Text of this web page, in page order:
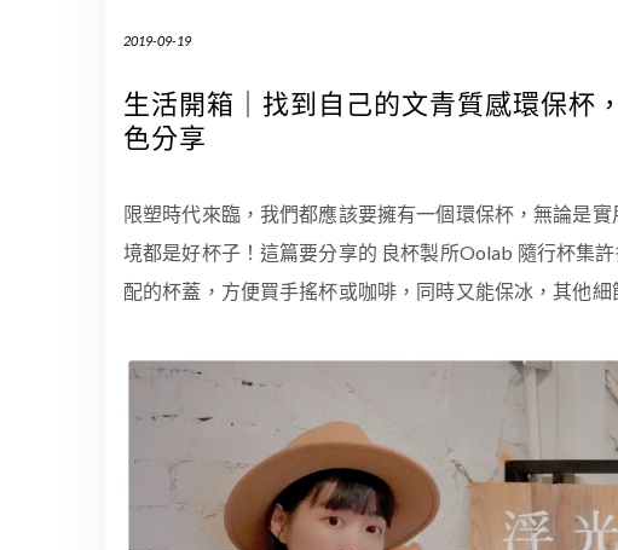
2019-09-19
生活開箱｜找到自己的文青質感環保
色分享
限塑時代來臨，我們都應該要擁有一個環保杯，無論是
境都是好杯子！這篇要分享的 良杯製所Oolab 隨行杯集
配的杯蓋，方便買手搖杯或咖啡，同時又能保冰，其他細